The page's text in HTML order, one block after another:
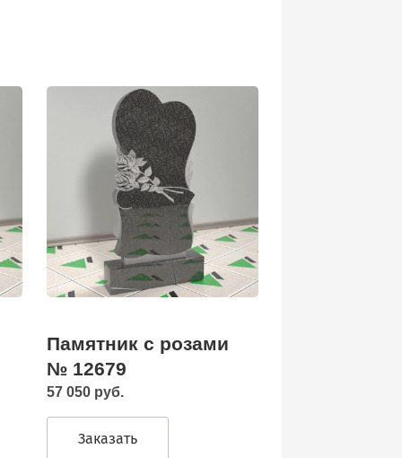
Памятник с розами
№ 12679
57 050 руб.
Заказать